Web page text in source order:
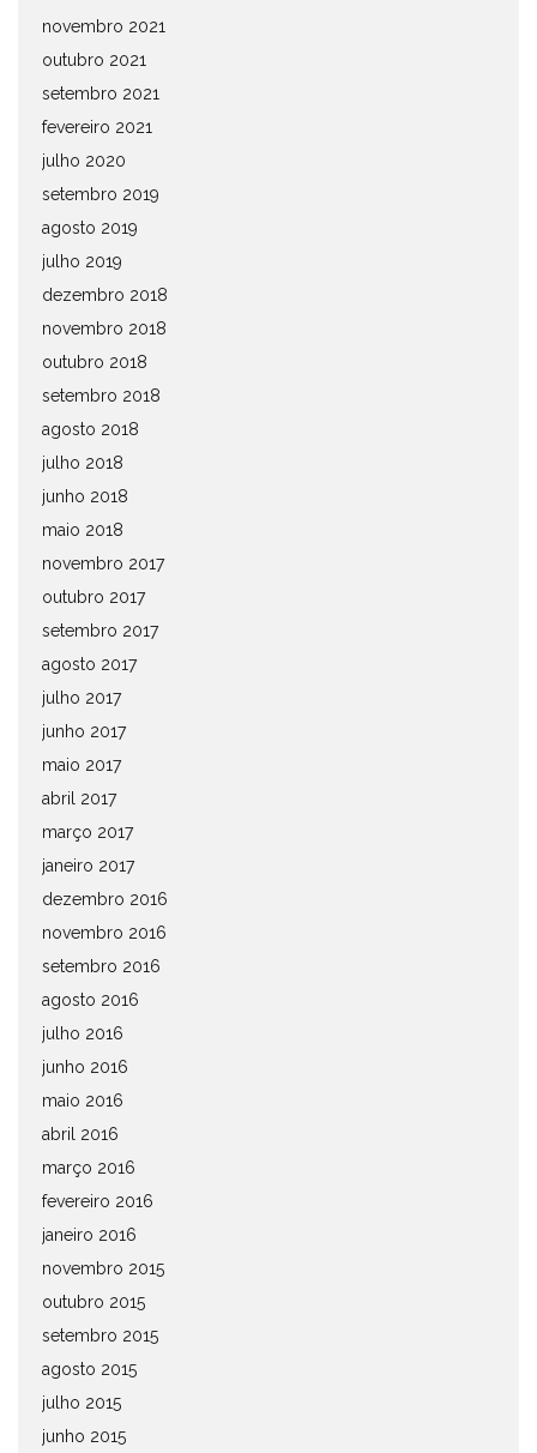
novembro 2021
outubro 2021
setembro 2021
fevereiro 2021
julho 2020
setembro 2019
agosto 2019
julho 2019
dezembro 2018
novembro 2018
outubro 2018
setembro 2018
agosto 2018
julho 2018
junho 2018
maio 2018
novembro 2017
outubro 2017
setembro 2017
agosto 2017
julho 2017
junho 2017
maio 2017
abril 2017
março 2017
janeiro 2017
dezembro 2016
novembro 2016
setembro 2016
agosto 2016
julho 2016
junho 2016
maio 2016
abril 2016
março 2016
fevereiro 2016
janeiro 2016
novembro 2015
outubro 2015
setembro 2015
agosto 2015
julho 2015
junho 2015